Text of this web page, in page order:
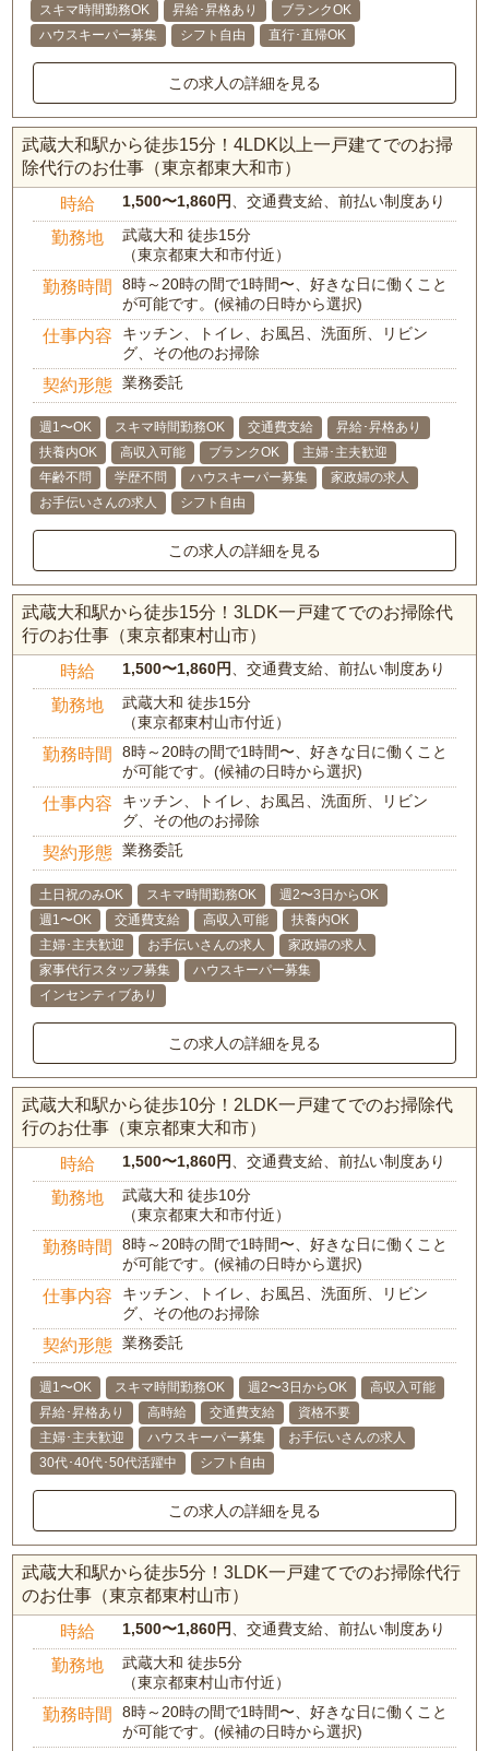
スキマ時間勤務OK 昇給･昇格あり
ブランクOK
ハウスキーパー募集
シフト自由 直行･直帰OK
この求人の詳細を見る
武蔵大和駅から徒歩15分！4LDK以上一戸建てでのお掃
除代行のお仕事（東京都東大和市）
時給 1,500〜1,860円、交通費支給、前払い制度あり
勤務地
武蔵大和 徒歩15分
（東京都東大和市付近）
勤務時間
8時～20時の間で1時間〜、好きな日に働くこと
が可能です。(候補の日時から選択)
仕事内容
キッチン、トイレ、お風呂、洗面所、リビン
グ、その他のお掃除
契約形態 業務委託
週1〜OK スキマ時間勤務OK 交通費支給
昇給･昇格あり
扶養内OK
高収入可能 ブランクOK
主婦･主夫歓迎
年齢不問
学歴不問 ハウスキーパー募集
家政婦の求人
お手伝いさんの求人
シフト自由
この求人の詳細を見る
武蔵大和駅から徒歩15分！3LDK一戸建てでのお掃除代
行のお仕事（東京都東村山市）
時給 1,500〜1,860円、交通費支給、前払い制度あり
勤務地
武蔵大和 徒歩15分
（東京都東村山市付近）
勤務時間
8時～20時の間で1時間〜、好きな日に働くこと
が可能です。(候補の日時から選択)
仕事内容
キッチン、トイレ、お風呂、洗面所、リビン
グ、その他のお掃除
契約形態 業務委託
土日祝のみOK スキマ時間勤務OK
週2〜3日からOK
週1〜OK
交通費支給 高収入可能
扶養内OK
主婦･主夫歓迎
お手伝いさんの求人
家政婦の求人
家事代行スタッフ募集
ハウスキーパー募集
インセンティブあり
この求人の詳細を見る
武蔵大和駅から徒歩10分！2LDK一戸建てでのお掃除代
行のお仕事（東京都東大和市）
時給 1,500〜1,860円、交通費支給、前払い制度あり
勤務地
武蔵大和 徒歩10分
（東京都東大和市付近）
勤務時間
8時～20時の間で1時間〜、好きな日に働くこと
が可能です。(候補の日時から選択)
仕事内容
キッチン、トイレ、お風呂、洗面所、リビン
グ、その他のお掃除
契約形態 業務委託
週1〜OK スキマ時間勤務OK 週2〜3日からOK
高収入可能
昇給･昇格あり
高時給 交通費支給
資格不要
主婦･主夫歓迎
ハウスキーパー募集
お手伝いさんの求人
30代･40代･50代活躍中
シフト自由
この求人の詳細を見る
武蔵大和駅から徒歩5分！3LDK一戸建てでのお掃除代行
のお仕事（東京都東村山市）
時給 1,500〜1,860円、交通費支給、前払い制度あり
勤務地
武蔵大和 徒歩5分
（東京都東村山市付近）
勤務時間
8時～20時の間で1時間〜、好きな日に働くこと
が可能です。(候補の日時から選択)